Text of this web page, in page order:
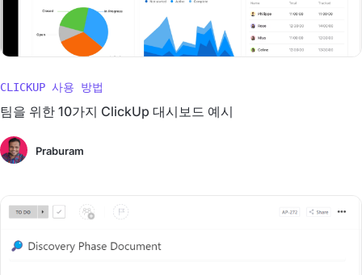
CLICKUP 사용 방법
팀을 위한 10가지 ClickUp 대시보드 예시
Praburam